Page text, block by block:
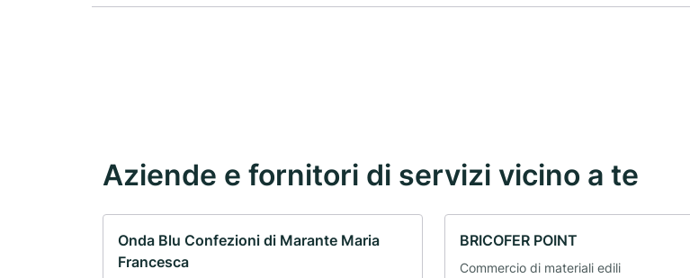
Aziende e fornitori di servizi vicino a te
Onda Blu Confezioni di Marante Maria
Francesca
BRICOFER POINT
Commercio di materiali edili